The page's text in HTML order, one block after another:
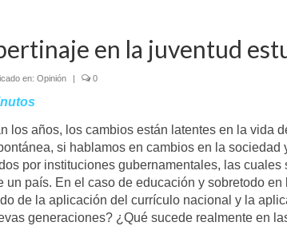
en la juventud
en: Opinión | 0
los años, los cambios están latentes en la vida
si hablamos en cambios en la
por instituciones gubernamentales, las
un país. En el caso de educación y sobretodo
de la aplicación del currículo nacional y la
generaciones? ¿Qué sucede realmente en